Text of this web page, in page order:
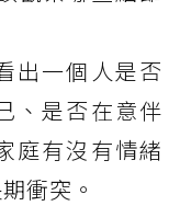
出一個人是否
、是否在意伴
庭有沒有情緒
衝突。